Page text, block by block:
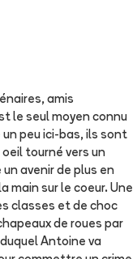
amis
le seul moyen connu
peu ici-bas, ils sont
tourné vers un
avenir de plus en
main sur le coeur. Une
classes et de choc
de roues par
Antoine va